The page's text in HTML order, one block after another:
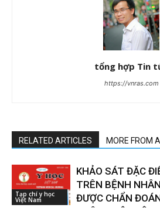
tổng hợp Tin
https://vnras.com
RELATED ARTICLES MORE FROM
Tạp chí y học
Việt Nam
KHẢO SÁT ĐẶC
TRÊN BỆNH
ĐƯỢC CHẨN